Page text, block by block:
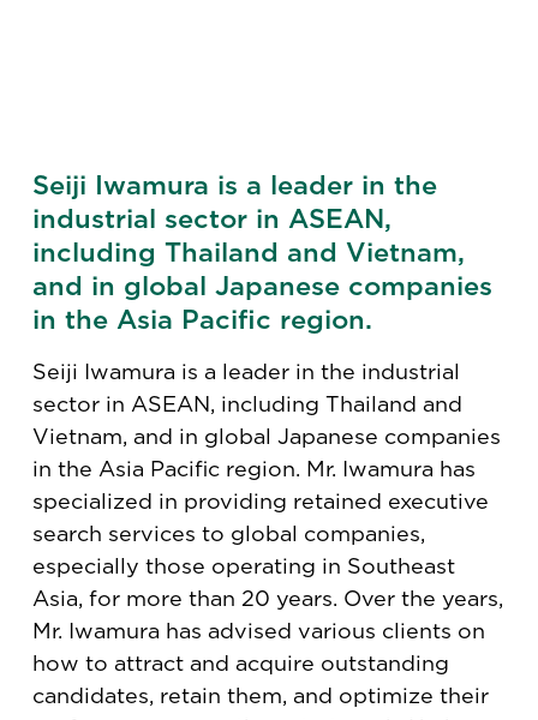
Seiji Iwamura is a leader in the
industrial sector in ASEAN,
including Thailand and Vietnam,
and in global Japanese companies
in the Asia Pacific region.
Seiji Iwamura is a leader in the industrial
sector in ASEAN, including Thailand and
Vietnam, and in global Japanese companies
in the Asia Pacific region. Mr. Iwamura has
specialized in providing retained executive
search services to global companies,
especially those operating in Southeast
Asia, for more than 20 years. Over the years,
Mr. Iwamura has advised various clients on
how to attract and acquire outstanding
candidates, retain them, and optimize their